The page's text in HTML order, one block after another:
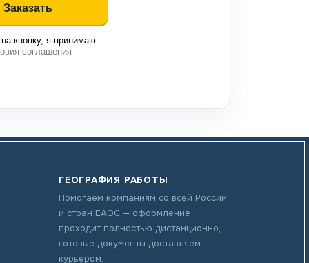
кнопку, я принимаю
соглашения
ГЕОГРАФИЯ РАБОТЫ
Помогаем компаниям со всей России
и стран ЕАЭС — оформление
проходит полностью дистанционно,
готовые документы доставляем
курьером.